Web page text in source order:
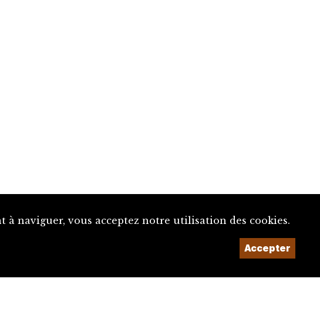
naviguer, vous acceptez notre utilisation des cookies.
Accepter